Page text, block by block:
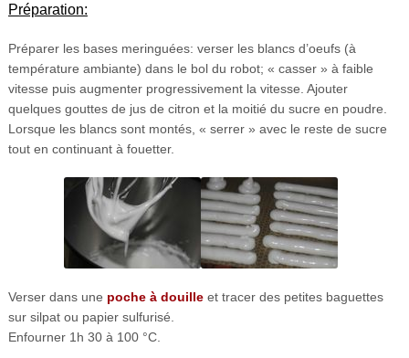
Préparation:
Préparer les bases meringuées: verser les blancs d’oeufs (à
température ambiante) dans le bol du robot; « casser » à faible
vitesse puis augmenter progressivement la vitesse. Ajouter
quelques gouttes de jus de citron et la moitié du sucre en poudre.
Lorsque les blancs sont montés, « serrer » avec le reste de sucre
tout en continuant à fouetter.
Verser dans une poche à douilleet tracer des petites baguettes
sur silpat ou papier sulfurisé.
Enfourner 1h 30 à 100 °C.